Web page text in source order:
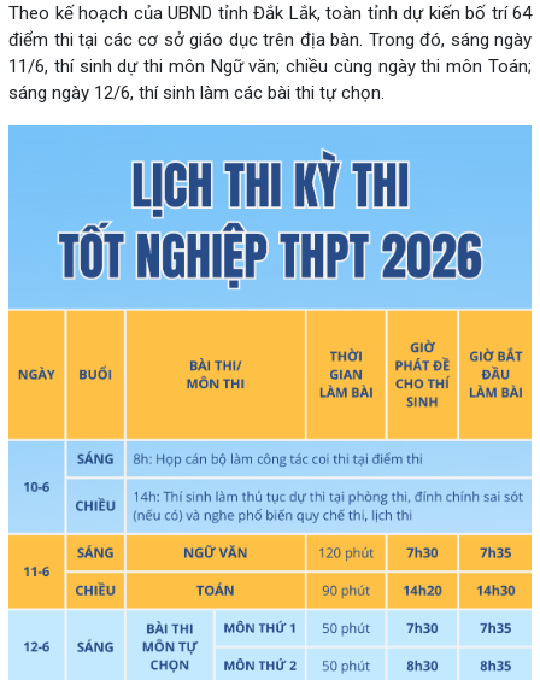
Theo kế hoạch của UBND tỉnh Đắk Lắk, toàn tỉnh dự kiến bố trí 64
điểm thi tại các cơ sở giáo dục trên địa bàn. Trong đó, sáng ngày
11/6, thí sinh dự thi môn Ngữ văn; chiều cùng ngày thi môn Toán;
sáng ngày 12/6, thí sinh làm các bài thi tự chọn.